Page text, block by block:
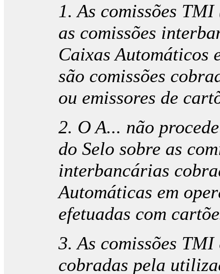
1. As comissões
as comissões
Caixas Automáticos
são comissões
ou emissores de
2. O A... não
do Selo sobre as
interbancárias
Automáticas em
efetuadas com
3. As comissões
cobradas pela